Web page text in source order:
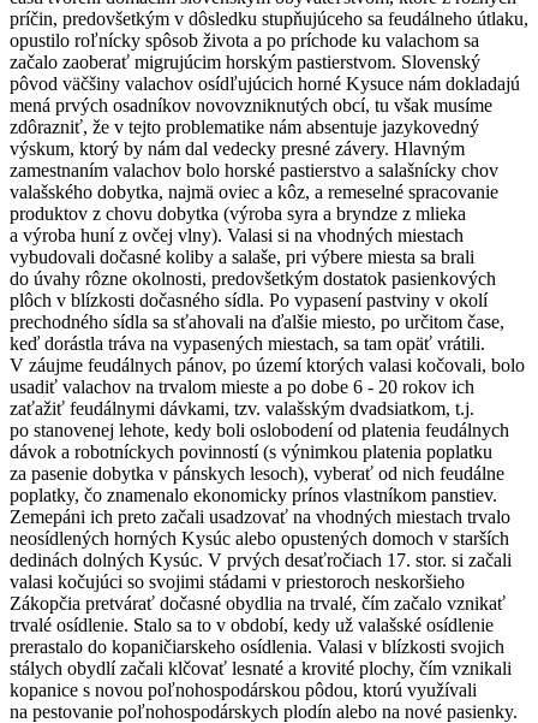
príčin, predovšetkým v dôsledku stupňujúceho sa feudálneho útlaku,
opustilo roľnícky spôsob života a po príchode ku valachom sa
začalo zaoberať migrujúcim horským pastierstvom. Slovenský
pôvod väčšiny valachov osídľujúcich horné Kysuce nám dokladajú
mená prvých osadníkov novovzniknutých obcí, tu však musíme
zdôrazniť, že v tejto problematike nám absentuje jazykovedný
výskum, ktorý by nám dal vedecky presné závery. Hlavným
zamestnaním valachov bolo horské pastierstvo a salašnícky chov
valašského dobytka, najmä oviec a kôz, a remeselné spracovanie
produktov z chovu dobytka (výroba syra a bryndze z mlieka
a výroba huní z ovčej vlny). Valasi si na vhodných miestach
vybudovali dočasné koliby a salaše, pri výbere miesta sa brali
do úvahy rôzne okolnosti, predovšetkým dostatok pasienkových
plôch v blízkosti dočasného sídla. Po vypasení pastviny v okolí
prechodného sídla sa sťahovali na ďalšie miesto, po určitom čase,
keď dorástla tráva na vypasených miestach, sa tam opäť vrátili.
V záujme feudálnych pánov, po území ktorých valasi kočovali, bolo
usadiť valachov na trvalom mieste a po dobe 6 - 20 rokov ich
zaťažiť feudálnymi dávkami, tzv. valašským dvadsiatkom, t.j.
po stanovenej lehote, kedy boli oslobodení od platenia feudálnych
dávok a robotníckych povinností (s výnimkou platenia poplatku
za pasenie dobytka v pánskych lesoch), vyberať od nich feudálne
poplatky, čo znamenalo ekonomicky prínos vlastníkom panstiev.
Zemepáni ich preto začali usadzovať na vhodných miestach trvalo
neosídlených horných Kysúc alebo opustených domoch v starších
dedinách dolných Kysúc. V prvých desaťročiach 17. stor. si začali
valasi kočujúci so svojimi stádami v priestoroch neskoršieho
Zákopčia pretvárať dočasné obydlia na trvalé, čím začalo vznikať
trvalé osídlenie. Stalo sa to v období, kedy už valašské osídlenie
prerastalo do kopaničiarskeho osídlenia. Valasi v blízkosti svojich
stálych obydlí začali klčovať lesnaté a krovité plochy, čím vznikali
kopanice s novou poľnohospodárskou pôdou, ktorú využívali
na pestovanie poľnohospodárskych plodín alebo na nové pasienky.